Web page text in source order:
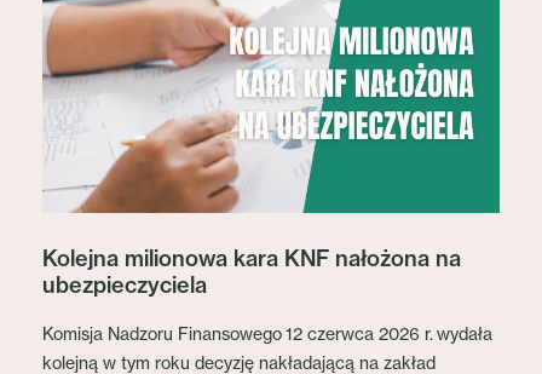
Kolejna milionowa kara KNF nałożona na
ubezpieczyciela
Komisja Nadzoru Finansowego 12 czerwca 2026 r. wydała
kolejną w tym roku decyzję nakładającą na zakład